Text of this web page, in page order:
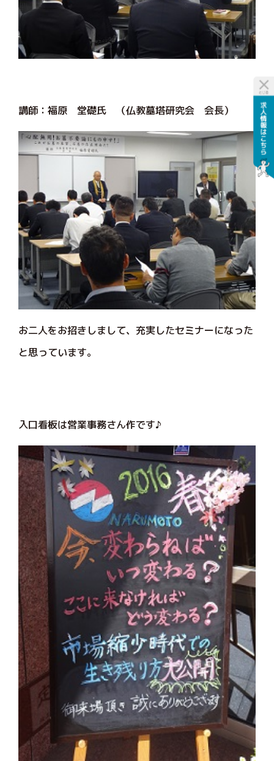
講師：福原 堂礎氏 （仏教墓塔研究会 会長）
お二人をお招きしまして、充実したセミナーになった
と思っています。
入口看板は営業事務さん作です♪